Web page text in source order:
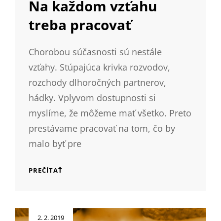
Na každom vzťahu
treba pracovať
Chorobou súčasnosti sú nestále
vzťahy. Stúpajúca krivka rozvodov,
rozchody dlhoročných partnerov,
hádky. Vplyvom dostupnosti si
myslíme, že môžeme mať všetko. Preto
prestávame pracovať na tom, čo by
malo byť pre
PREČÍTAŤ
PRACOVAŤ
Posted
2. 2. 2019